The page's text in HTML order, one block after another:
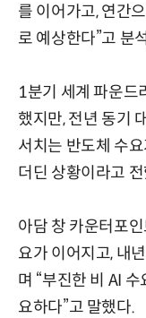
를 이어가고, 연간
로 예상한다”고 분
1분기 세계 파운드
했지만, 전년 동기
서치는 반도체 수
더딘 상황이라고
아담 창 카운터포
요가 이어지고, 내
며 “부진한 비 AI
요하다”고 말했다.